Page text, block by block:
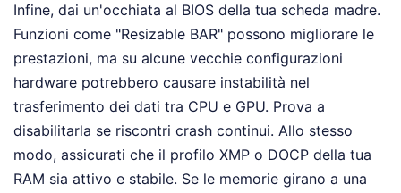
Infine, dai un'occhiata al BIOS della tua scheda madre.
Funzioni come "Resizable BAR" possono migliorare le
prestazioni, ma su alcune vecchie configurazioni
hardware potrebbero causare instabilità nel
trasferimento dei dati tra CPU e GPU. Prova a
disabilitarla se riscontri crash continui. Allo stesso
modo, assicurati che il profilo XMP o DOCP della tua
RAM sia attivo e stabile. Se le memorie girano a una